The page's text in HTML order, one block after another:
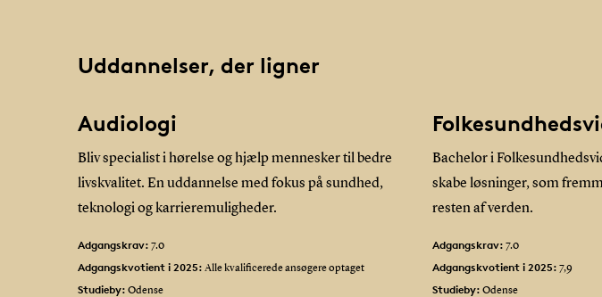
Uddannelser, der ligner
Audiologi
Bliv specialist i hørelse og hjælp mennesker til bedre
livskvalitet. En uddannelse med fokus på sundhed,
teknologi og karrieremuligheder.
Adgangskrav: 7.0
Adgangskvotient i 2025: Alle kvalificerede ansøgere optaget
Studieby: Odense
Bachelor i
skabe løsninger, som
resten af verden.
Adgangskrav: 7.0
Adgangskvotient i 2025: 7,9
Studieby: Odense